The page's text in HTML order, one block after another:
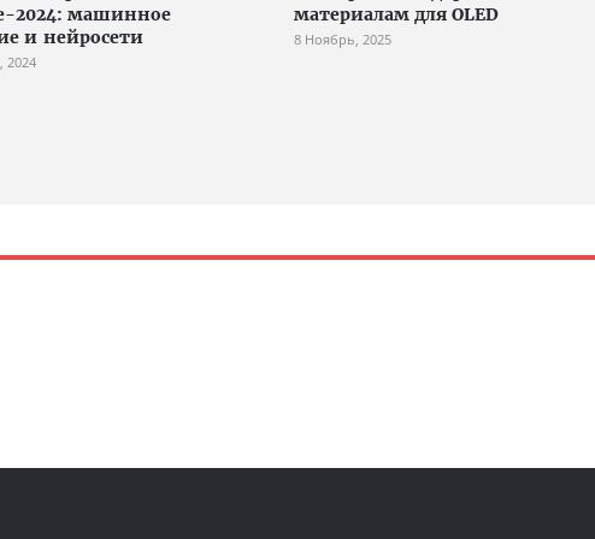
2024: машинное
и нейросети
2024
материалам для OLED
8 Ноябрь, 2025